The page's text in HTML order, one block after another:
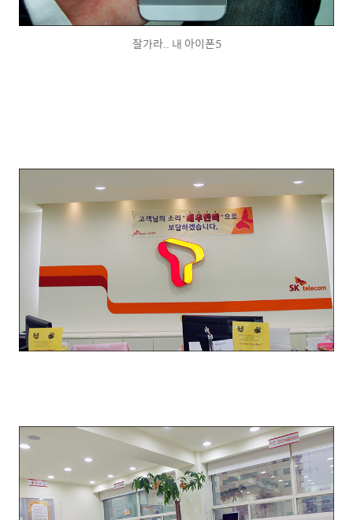
잘가라.. 내 아이폰5